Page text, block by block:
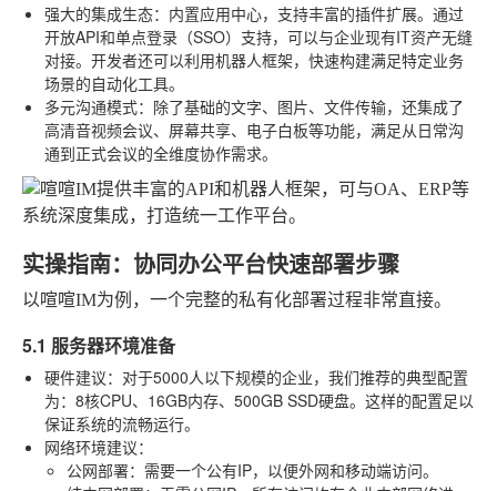
强大的集成生态：内置应用中心，支持丰富的插件扩展。通过
开放API和单点登录（SSO）支持，可以与企业现有IT资产无缝
对接。开发者还可以利用机器人框架，快速构建满足特定业务
场景的自动化工具。
多元沟通模式：除了基础的文字、图片、文件传输，还集成了
高清音视频会议、屏幕共享、电子白板等功能，满足从日常沟
通到正式会议的全维度协作需求。
实操指南：协同办公平台快速部署步骤
以喧喧IM为例，一个完整的私有化部署过程非常直接。
5.1 服务器环境准备
硬件建议：对于5000人以下规模的企业，我们推荐的典型配置
为：8核CPU、16GB内存、500GB SSD硬盘。这样的配置足以
保证系统的流畅运行。
网络环境建议：
公网部署：需要一个公有IP，以便外网和移动端访问。